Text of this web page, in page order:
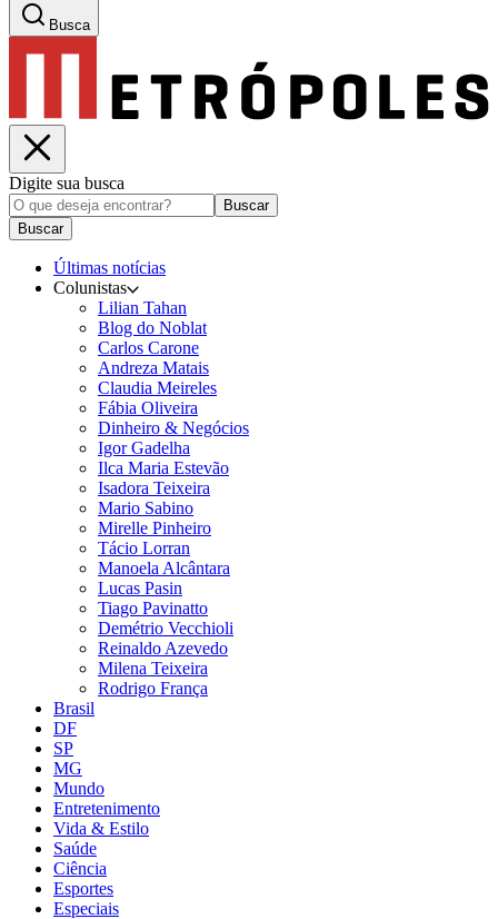
Busca
Digite sua busca
Buscar
Buscar
Últimas notícias
Colunistas
Lilian Tahan
Blog do Noblat
Carlos Carone
Andreza Matais
Claudia Meireles
Fábia Oliveira
Dinheiro & Negócios
Igor Gadelha
Ilca Maria Estevão
Isadora Teixeira
Mario Sabino
Mirelle Pinheiro
Tácio Lorran
Manoela Alcântara
Lucas Pasin
Tiago Pavinatto
Demétrio Vecchioli
Reinaldo Azevedo
Milena Teixeira
Rodrigo França
Brasil
DF
SP
MG
Mundo
Entretenimento
Vida & Estilo
Saúde
Ciência
Esportes
Especiais